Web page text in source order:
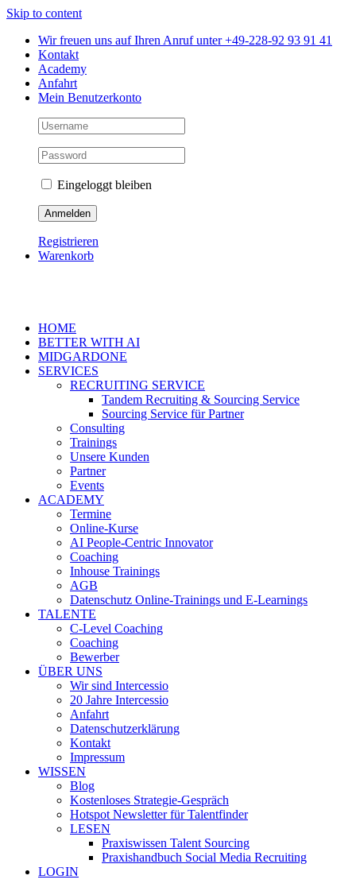
Skip to content
Wir freuen uns auf Ihren Anruf unter +49-228-92 93 91 41
Kontakt
Academy
Anfahrt
Mein Benutzerkonto
Eingeloggt bleiben
Registrieren
Warenkorb
HOME
BETTER WITH AI
MIDGARDONE
SERVICES
RECRUITING SERVICE
Tandem Recruiting & Sourcing Service
Sourcing Service für Partner
Consulting
Trainings
Unsere Kunden
Partner
Events
ACADEMY
Termine
Online-Kurse
AI People-Centric Innovator
Coaching
Inhouse Trainings
AGB
Datenschutz Online-Trainings und E-Learnings
TALENTE
C-Level Coaching
Coaching
Bewerber
ÜBER UNS
Wir sind Intercessio
20 Jahre Intercessio
Anfahrt
Datenschutzerklärung
Kontakt
Impressum
WISSEN
Blog
Kostenloses Strategie-Gespräch
Hotspot Newsletter für Talentfinder
LESEN
Praxiswissen Talent Sourcing
Praxishandbuch Social Media Recruiting
LOGIN